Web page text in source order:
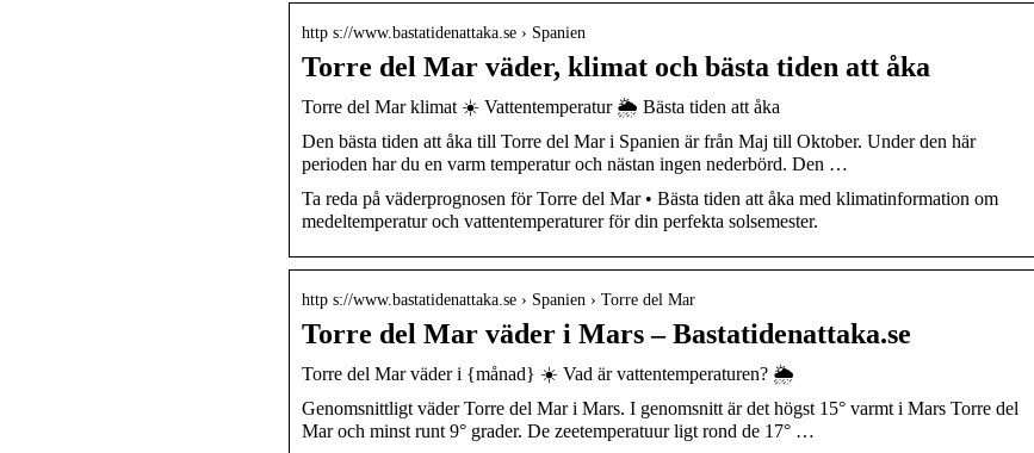
http s://www.bastatidenattaka.se › Spanien
Torre del Mar väder, klimat och bästa tiden att åka
Torre del Mar klimat ☀️ Vattentemperatur 🌦️ Bästa tiden att åka
Den bästa tiden att åka till Torre del Mar i Spanien är från Maj till Oktober. Under den här
perioden har du en varm temperatur och nästan ingen nederbörd. Den …
Ta reda på väderprognosen för Torre del Mar • Bästa tiden att åka med klimatinformation om
medeltemperatur och vattentemperaturer för din perfekta solsemester.
http s://www.bastatidenattaka.se › Spanien › Torre del Mar
Torre del Mar väder i Mars – Bastatidenattaka.se
Torre del Mar väder i {månad} ☀️ Vad är vattentemperaturen? 🌦️
Genomsnittligt väder Torre del Mar i Mars. I genomsnitt är det högst 15° varmt i Mars Torre del
Mar och minst runt 9° grader. De zeetemperatuur ligt rond de 17° …